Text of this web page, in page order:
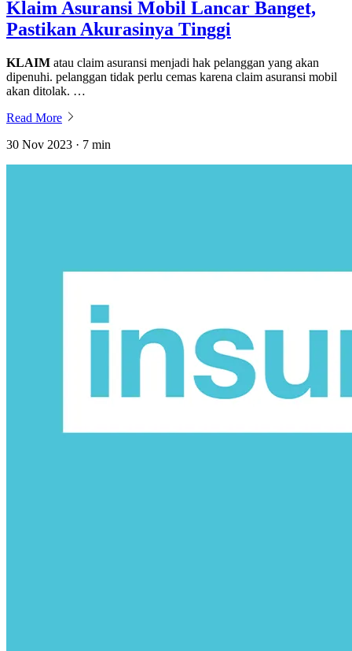
Klaim Asuransi Mobil Lancar Banget,
Pastikan Akurasinya Tinggi
KLAIM atau claim asuransi menjadi hak pelanggan yang akan
dipenuhi. pelanggan tidak perlu cemas karena claim asuransi mobil
akan ditolak. …
Read More
30 Nov 2023 · 7 min